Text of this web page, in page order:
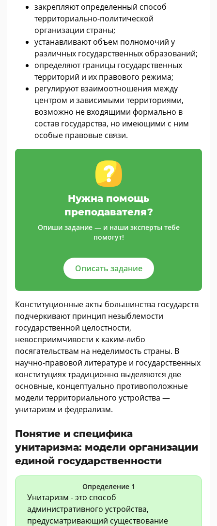
закрепляют определенный способ
территориально-политической
организации страны;
устанавливают объем полномочий у
различных государственных образований;
определяют границы государственных
территорий и их правового режима;
регулируют взаимоотношения между
центром и зависимыми территориями,
возможно не входящими формально в
состав государства, но имеющими с ним
особые правовые связи.
Нужна помощь
преподавателя?
Опиши задание — и наши эксперты тебе
помогут!
Описать задание
Конституционные акты большинства государств
подчеркивают принцип незыблемости
государственной целостности,
невосприимчивости к каким-либо
посягательствам на неделимость страны. В
научно-правовой литературе и государственных
конституциях традиционно выделяются две
основные, концептуально противоположные
модели территориального устройства —
унитаризм и федерализм.
Понятие и специфика
унитаризма: модели организации
единой государственности
Определение 1
Унитаризм - это способ
административного устройства,
предусматривающий существование